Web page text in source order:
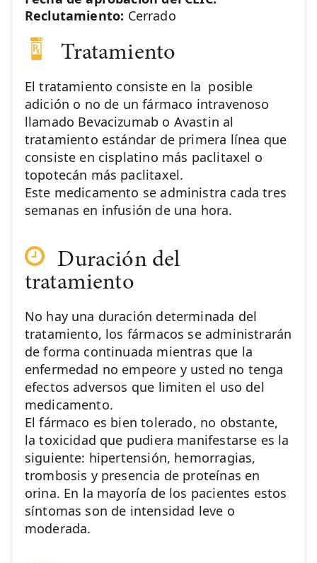
Reclutamiento: Cerrado
Tratamiento
El tratamiento consiste en la posible
adición o no de un fármaco intravenoso
llamado Bevacizumab o Avastin al
tratamiento estándar de primera línea que
consiste en cisplatino más paclitaxel o
topotecán más paclitaxel.
Este medicamento se administra cada tres
semanas en infusión de una hora.
Duración del
tratamiento
No hay una duración determinada del
tratamiento, los fármacos se administrarán
de forma continuada mientras que la
enfermedad no empeore y usted no tenga
efectos adversos que limiten el uso del
medicamento.
El fármaco es bien tolerado, no obstante,
la toxicidad que pudiera manifestarse es la
siguiente: hipertensión, hemorragias,
trombosis y presencia de proteínas en
orina. En la mayoría de los pacientes estos
síntomas son de intensidad leve o
moderada.